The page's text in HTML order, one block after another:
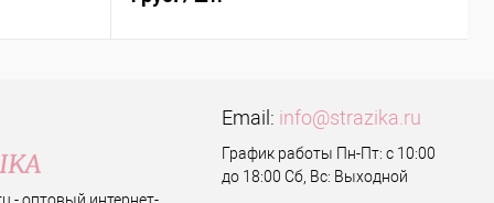
Email: info@strazika.ru
График работы Пн-Пт: с 10:00
до 18:00 Сб, Вс: Выходной